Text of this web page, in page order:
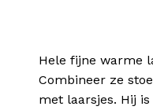
Hele fijne warme
Combineer ze
met laarsjes. Hij